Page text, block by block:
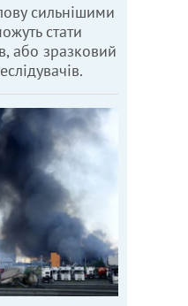
сильнішими
стати
або зразковий